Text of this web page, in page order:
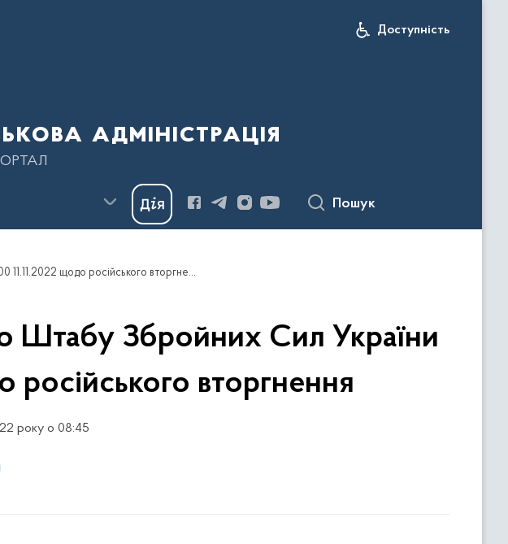
Доступність
адміністрація
Пошук
Оперативна інформація Генерального Штабу Збройних Сил України станом на 06:00 11.11.2022 щодо російського вторгнення
Штабу Збройних Сил України
вторгнення
року о 08:45